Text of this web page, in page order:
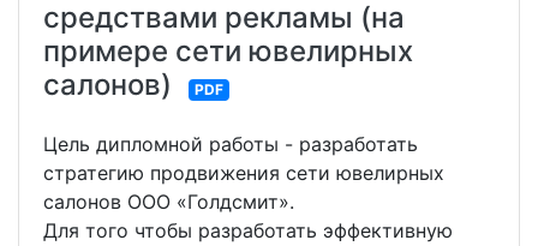
средствами рекламы (на
примере сети ювелирных
салонов)
PDF
Цель дипломной работы - разработать
стратегию продвижения сети ювелирных
салонов ООО «Голдсмит».
Для того чтобы разработать эффективную